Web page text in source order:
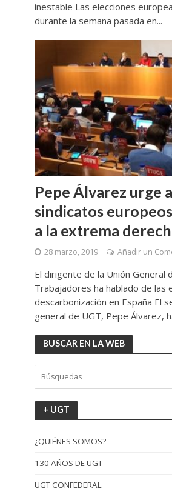
inestable Las elecciones
durante la semana pasada en...
Pepe Álvarez urge
sindicatos
a la extrema
28 marzo, 2019 Añadir un
El dirigente de la Unión General
Trabajadores ha hablado de las
descarbonización en España El
general de UGT, Pepe Álvarez,
BUSCAR EN LA WEB
+ UGT
¿QUIÉNES SOMOS?
130 AÑOS DE UGT
UGT CONFEDERAL